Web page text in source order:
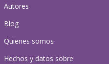
Autores
Blog
Quienes somos
Hechos y datos sobre